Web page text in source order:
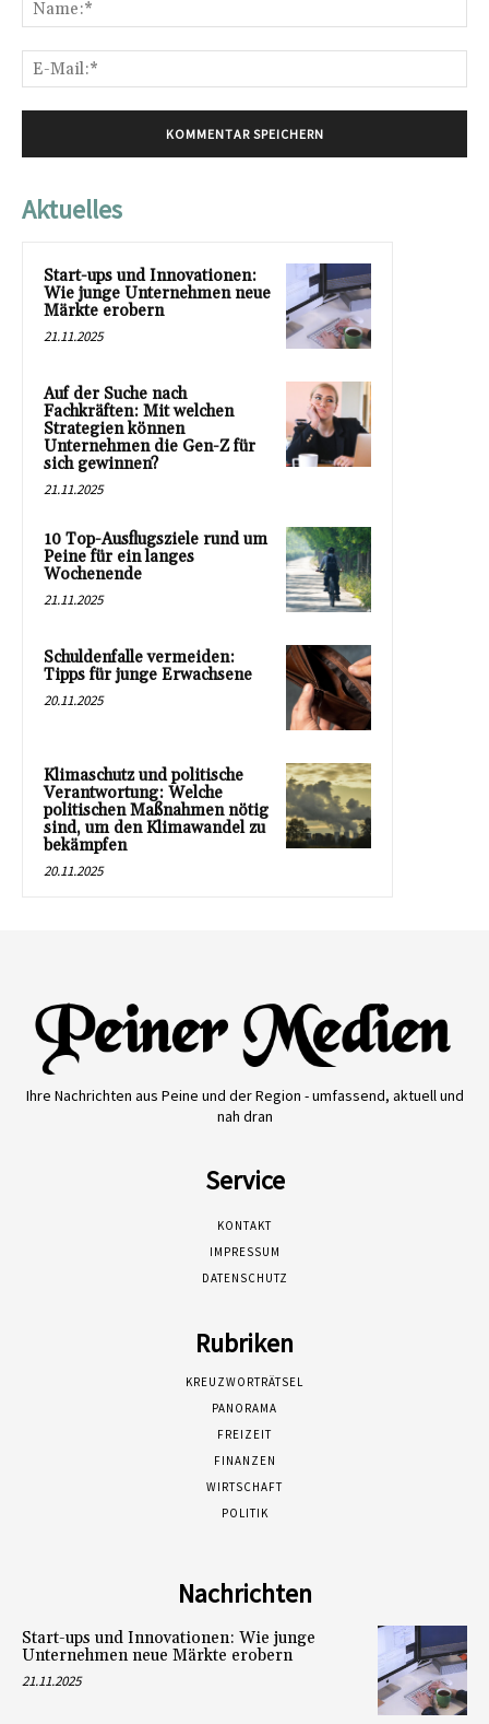
Aktuelles
Start-ups und Innovationen:
Wie junge Unternehmen neue
Märkte erobern
21.11.2025
Auf der Suche nach
Fachkräften: Mit welchen
Strategien können
Unternehmen die Gen-Z für
sich gewinnen?
21.11.2025
10 Top-Ausflugsziele rund um
Peine für ein langes
Wochenende
21.11.2025
Schuldenfalle vermeiden:
Tipps für junge Erwachsene
20.11.2025
Klimaschutz und politische
Verantwortung: Welche
politischen Maßnahmen nötig
sind, um den Klimawandel zu
bekämpfen
20.11.2025
Ihre Nachrichten aus Peine und der Region - umfassend, aktuell und
nah dran
Service
KONTAKT
IMPRESSUM
DATENSCHUTZ
Rubriken
KREUZWORTRÄTSEL
PANORAMA
FREIZEIT
FINANZEN
WIRTSCHAFT
POLITIK
Nachrichten
Start-ups und Innovationen: Wie junge
Unternehmen neue Märkte erobern
21.11.2025